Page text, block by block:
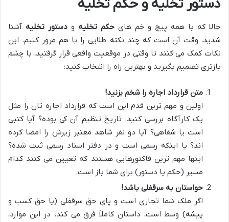
دستور تخلیه و حکم تخلیه
حالا که با همه پیچ و خم های حکم تخلیه و دستور تخلیه آشنا
شدید، وقت آن است که چند نکته طلایی را با هم مرور کنیم. این
نکات کمک می کنند تا وقتی در موقعیت واقعی قرار گرفتید، با چشم
بازتری تصمیم بگیرید و بهترین راه را انتخاب کنید:
متن قرارداد اجاره را شخم بزنید!
اولین و مهم ترین قدم این است که قرارداد اجاره تان را مثل
یک کارآگاه بررسی کنید. تاریخ تنظیم آن کی بوده؟ آیا کتبی
است یا شفاهی؟ آیا دو نفر شاهد معتبر زیرش را امضا کرده
اند؟ یا اینکه رسمی است و در دفتر اسناد رسمی ثبت شده؟
اینها مهم ترین فاکتورهایی هستند که تعیین می کنند کدام
مسیر (حکم یا دستور) برای شما باز است.
حواستان به سرقفلی باشد!
اگر ملک شما تجاری است و پای حق سرقفلی (یا حق کسب و
پیشه) وسط است، داستان کاملاً فرق می کند. در این موارد،